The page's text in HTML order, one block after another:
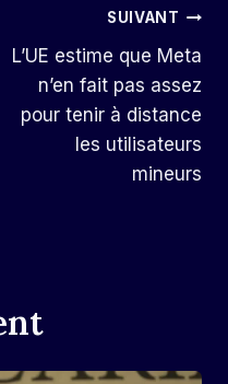
SUIVANT
L’UE estime que Meta
n’en fait pas assez
pour tenir à distance
les utilisateurs
mineurs